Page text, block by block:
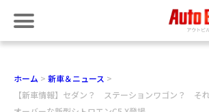
ホーム
新車＆ニュース
【新車情報】セダン？ ステーションワゴン？ そ